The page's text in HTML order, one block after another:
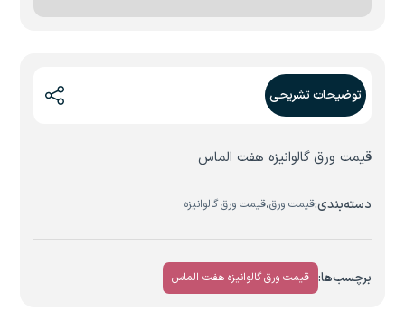
توضیحات تشریحی
قیمت ورق گالوانیزه هفت الماس
دسته‌بندی:قیمت ورق،قیمت ورق گالوانیزه
برچسب‌ها: قیمت ورق گالوانیزه هفت الماس